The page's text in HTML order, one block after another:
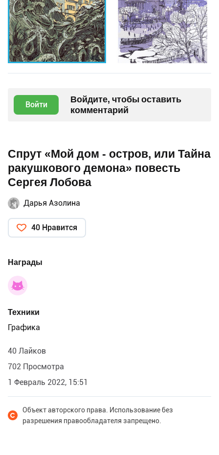
Войти
Войдите, чтобы оставить
комментарий
Спрут «Мой дом - остров, или Тайна
ракушкового демона» повесть
Сергея Лобова
Дарья Азолина
40 Нравится
Награды
Техники
Графика
40 Лайков
702 Просмотра
1 Февраль 2022, 15:51
Объект авторского права. Использование без
разрешения правообладателя запрещено.